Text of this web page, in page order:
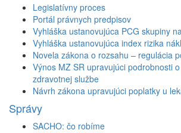
Legislatívny proces
Portál právnych predpisov
Vyhláška ustanovujúca PCG skupiny
Vyhláška ustanovujúca index rizika
Novela zákona o rozsahu – regulácia
Výnos MZ SR upravujúci podrobnosti
zdravotnej službe
Návrh zákona upravujúci poplatky u
Správy
SACHO: čo robíme